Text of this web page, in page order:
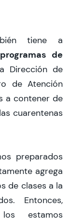
tiene a
programas de
Dirección de
de Atención
a contener de
cuarentenas
preparados
agrega
de clases a la
Entonces,
estamos